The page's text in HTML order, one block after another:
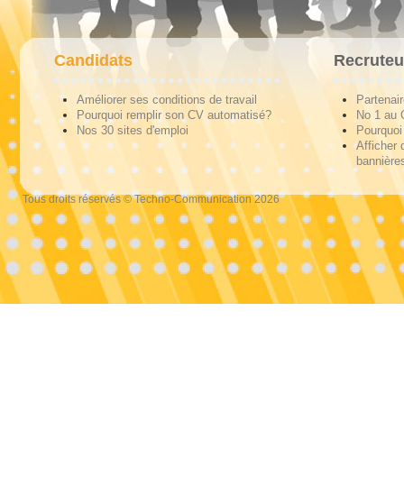
Candidats
Améliorer ses conditions de travail
Pourquoi remplir son CV automatisé?
Nos 30 sites d'emploi
No 1 au
Afficher
Tous droits réservés © Techno-Communication 2026